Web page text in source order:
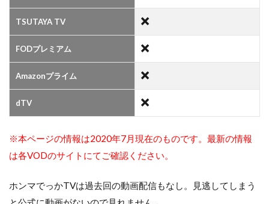
TSUTAYA TV
FODプレミアム
Amazonプライム
dTV
※本ページの情報は2020年7月現在のものです。最新の情報
は各VODのサイトにてご確認ください。
ホンマでっかTVは過去回の動画配信もなし。見逃してしまう